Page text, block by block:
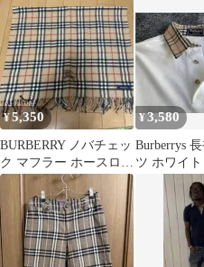
¥5,350
BURBERRY ノバチェッ
ク マフラー ホースロゴ
刺繍
¥3,580
Burberrys
ツ ホワイ